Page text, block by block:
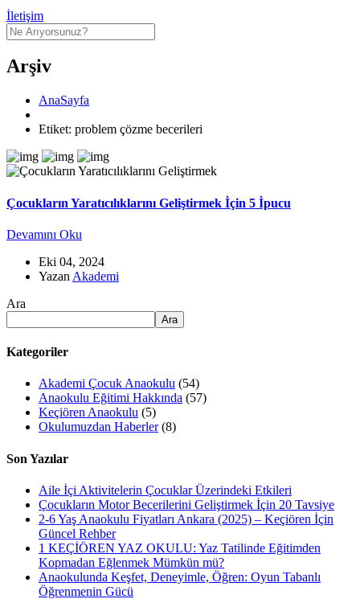
İletişim
Arşiv
AnaSayfa
Etiket: problem çözme becerileri
Çocukların Yaratıcılıklarını Geliştirmek İçin 5 İpucu
Devamını Oku
Eki 04, 2024
Yazan Akademi
Ara
Ara
Kategoriler
Akademi Çocuk Anaokulu (54)
Anaokulu Eğitimi Hakkında (57)
Keçiören Anaokulu (5)
Okulumuzdan Haberler(8)
Son Yazılar
Aile İçi Aktivitelerin Çocuklar Üzerindeki Etkileri
Çocukların Motor Becerilerini Geliştirmek İçin 20 Tavsiye
2-6 Yaş Anaokulu Fiyatları Ankara (2025) – Keçiören İçin
Güncel Rehber
1 KEÇİÖREN YAZ OKULU: Yaz Tatilinde Eğitimden
Kopmadan Eğlenmek Mümkün mü?
Anaokulunda Keşfet, Deneyimle, Öğren: Oyun Tabanlı
Öğrenmenin Gücü